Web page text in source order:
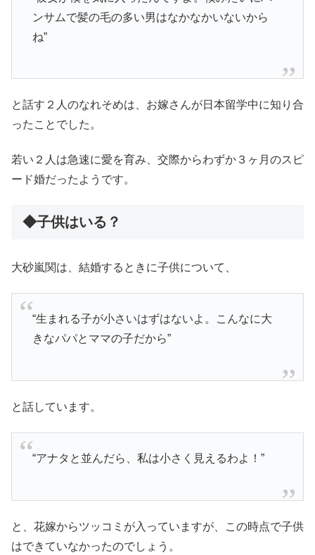
ンサムで髪の毛の多い男はなかなかいないから
ね”
と話す２人のなれそめは、お嫁さんが日本留学中に知り合
ったことでした。
若い２人は急速に愛を育み、交際からわずか３ヶ月のスピ
ード婚だったようです。
◆子供はいる？
大砂嵐関は、結婚するときに子供について、
“生まれる子が小さいはずはないよ。こんなに大
きなパパとママの子だから”
と話しています。
“アナタと並んだら、私は小さく見えるわよ！”
と、花嫁からツッコミが入っていますが、この時点で子供
はできていなかったのでしょう。